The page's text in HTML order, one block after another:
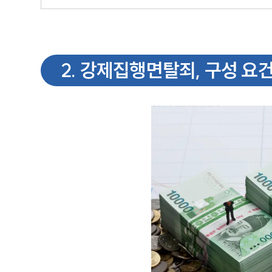
2. 강제집행면탈죄, 구성 요